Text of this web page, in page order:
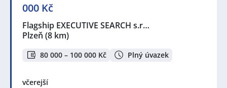
000 Kč
Flagship EXECUTIVE SEARCH s.r…
Plzeň (8 km)
80 000 – 100 000 Kč Plný úvazek
včerejší